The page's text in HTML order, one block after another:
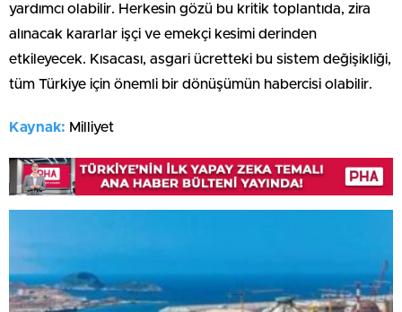
yardımcı olabilir. Herkesin gözü bu kritik toplantıda, zira
alınacak kararlar işçi ve emekçi kesimi derinden
etkileyecek. Kısacası, asgari ücretteki bu sistem değişikliği,
tüm Türkiye için önemli bir dönüşümün habercisi olabilir.
Kaynak: Milliyet